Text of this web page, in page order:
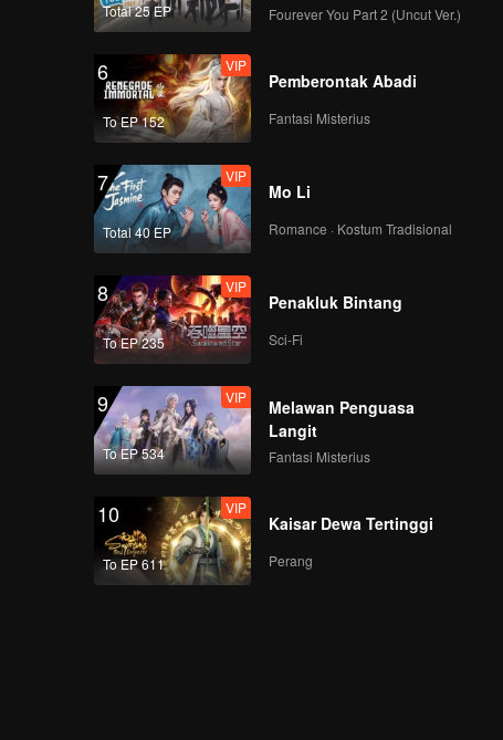
Total 25 EP Fourever You Part 2 (Uncut Ver.)
6
To EP 152
VIP
Pemberontak Abadi
Fantasi Misterius
7
Total 40 EP
VIP
Mo Li
Romance · Kostum Tradisional
8
To EP 235
VIP
Penakluk Bintang
Sci-Fi
9
To EP 534
VIP
Melawan Penguasa
Langit
Fantasi Misterius
10
To EP 611
VIP
Kaisar Dewa Tertinggi
Perang